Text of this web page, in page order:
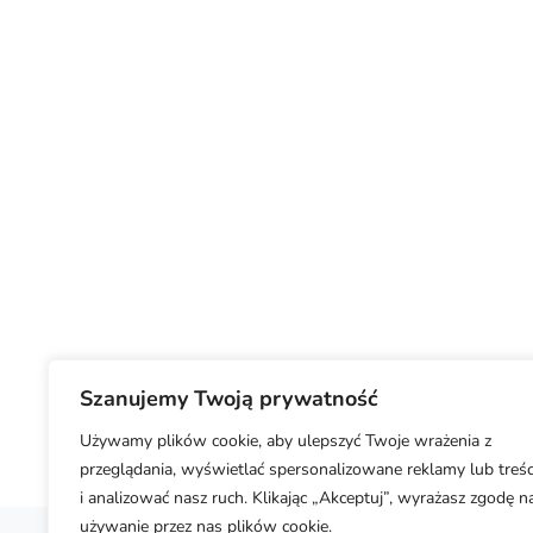
Szanujemy Twoją prywatność
Używamy plików cookie, aby ulepszyć Twoje wrażenia z
przeglądania, wyświetlać spersonalizowane reklamy lub
i analizować nasz ruch. Klikając „Akceptuj”, wyrażasz zgodę
używanie przez nas plików cookie.